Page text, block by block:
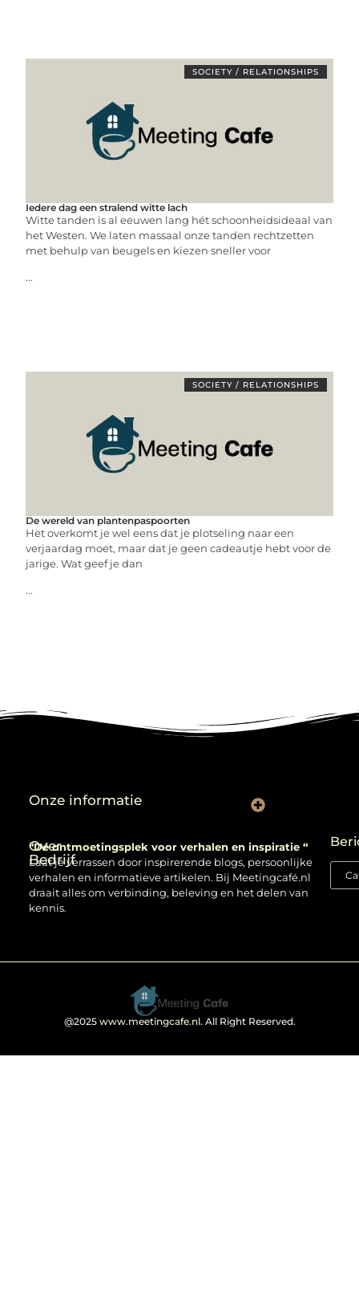
SOCIETY / RELATIONSHIPS
Iedere dag een stralend witte lach
Witte tanden is al eeuwen lang hét schoonheidsideaal van
het Westen. We laten massaal onze tanden rechtzetten
met behulp van beugels en kiezen sneller voor
...
SOCIETY / RELATIONSHIPS
De wereld van plantenpaspoorten
Het overkomt je wel eens dat je plotseling naar een
verjaardag moet, maar dat je geen cadeautje hebt voor de
jarige. Wat geef je dan
...
Over
Bedrijf
“Dé ontmoetingsplek voor verhalen en inspiratie “
Laat je verrassen door inspirerende blogs, persoonlijke
verhalen en informatieve artikelen. Bij Meetingcafé.nl
draait alles om verbinding, beleving en het delen van
kennis.
Onze informatie
@2025 www.meetingcafe.nl. All Right Reserved.